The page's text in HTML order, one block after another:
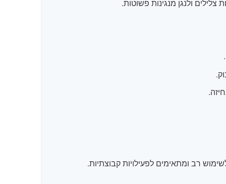
ולנגן מנגינות פשוטות.
רב ומתאימים לפעילויות קבוצתיות.